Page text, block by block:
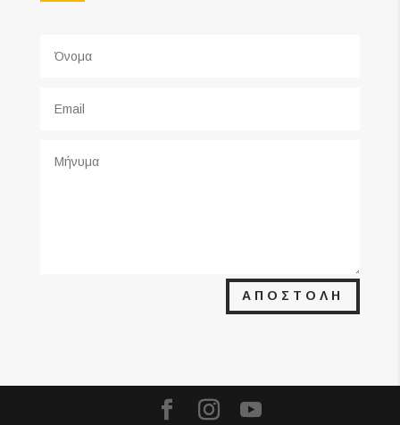
ΑΠΟΣΤΟΛΗ